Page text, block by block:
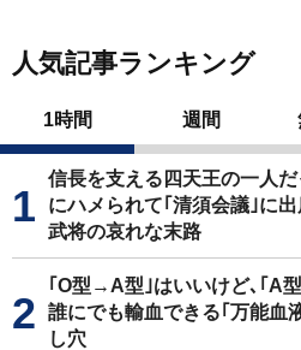
人気記事ランキング
1時間 週間
信長を支える四天王の一人
にハメられて｢清須会議｣に
武将の哀れな末路
｢O型→A型｣はいいけど､｢A
誰にでも輸血できる｢万能血
し穴